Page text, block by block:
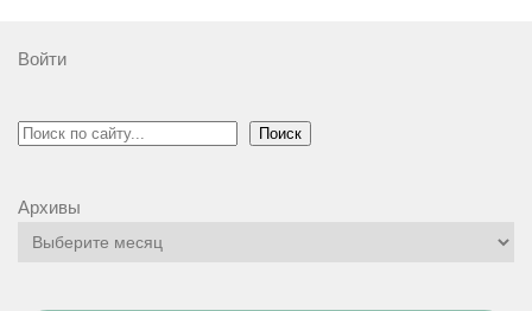
Войти
Поиск Поиск
Архивы